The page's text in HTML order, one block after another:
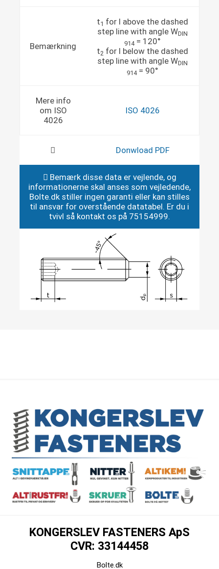
Bemærkning
t1 for l above the dashed
step line with angle WDIN
914 = 120°
t2 for l below the dashed
step line with angle WDIN
914 = 90°
Mere info
om ISO
4026
ISO 4026
Donwload PDF
Bemærk disse data er vejlende, og
informationerne skal anses som vejledende,
Bolte.dk stiller ingen garanti eller kan stilles
til ansvar for overstående datatabel. Er du i
tvivl så kontakt os på 75154999.
KONGERSLEV FASTENERS ApS
CVR: 33144458
Bolte.dk